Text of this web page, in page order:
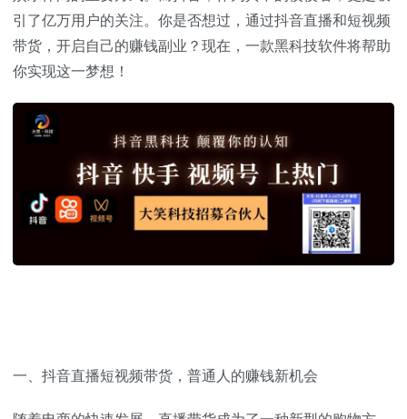
引了亿万用户的关注。你是否想过，通过抖音直播和短视频
带货，开启自己的赚钱副业？现在，一款黑科技软件将帮助
你实现这一梦想！
一、抖音直播短视频带货，普通人的赚钱新机会